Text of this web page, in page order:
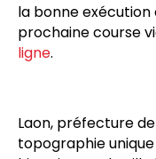
À l'arrivée, notre
directement au
émission d'une
prochaine course
ligne.